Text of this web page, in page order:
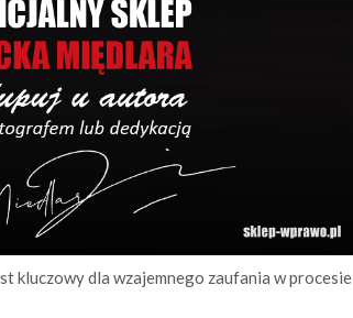
kluczowy dla wzajemnego zaufania w procesie